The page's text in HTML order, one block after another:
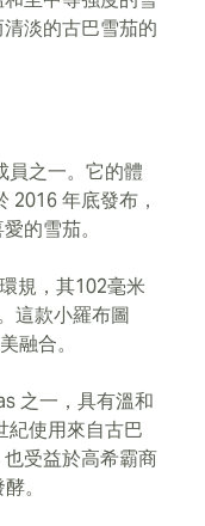
。樂團的前奏中，
勺則散發著灼燒鼻
。愛好者們享受從
，放慢腳步，品味
淡的古巴雪茄的
員之一。它的體
2016 年底發布，
的雪茄。
規，其102毫米
這款小羅布圖
融合。
之一，具有溫和
紀使用來自古巴
受益於高希霸商
。